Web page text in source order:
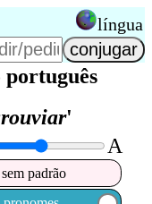
língua
português
'
A
sem padrão